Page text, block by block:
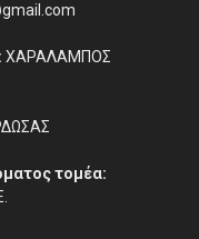
ΧΑΡΑΛΑΜΠΟΣ
τομέα: